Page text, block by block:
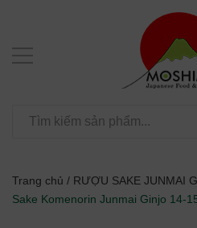
Trang chủ / RƯỢU SAKE JUNMAI
Sake Komenorin Junmai Ginjo 14-